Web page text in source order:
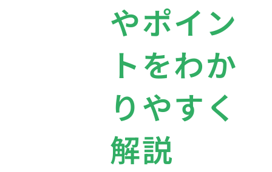
やポイン
トをわか
りやすく
解説